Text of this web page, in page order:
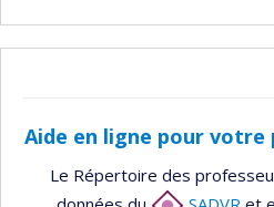
Aide en ligne pour votre
Le Répertoire des